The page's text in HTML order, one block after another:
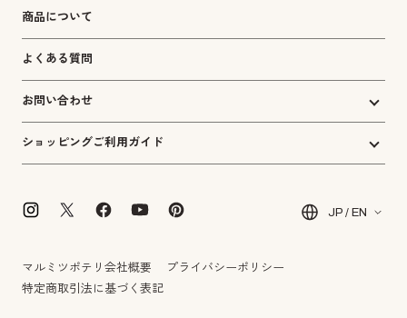
商品について
よくある質問
お問い合わせ
ショッピングご利用ガイド
JP / EN
マルミツポテリ会社概要
プライバシーポリシー
特定商取引法に基づく表記